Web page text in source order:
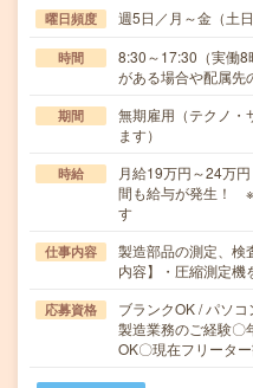
曜日頻度 週5日／月～金（土日
時間
8:30～17:30（実働8
がある場合や配属
期間
無期雇用（テクノ・
ます）
時給
月給19万円～24万
間も給与が発生！ ※
す
仕事内容
製造部品の測定、検
内容】・圧縮測定
応募資格
ブランクOK / パソ
製造業務のご経験〇
OK〇現在フリータ